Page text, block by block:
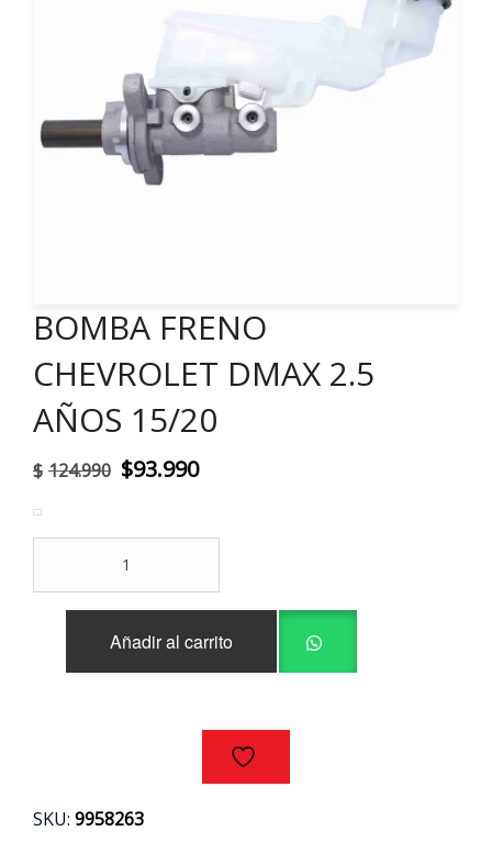
BOMBA FRENO
CHEVROLET DMAX 2.5
AÑOS 15/20
$ 124.990 El
original
era:
$124.990.
$93.990El
actual
$93.990.
CHEVROLET
DMAX
Añadir al carrito
SKU: 9958263